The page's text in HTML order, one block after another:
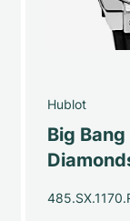
Hublot
Big